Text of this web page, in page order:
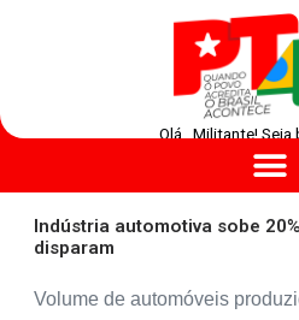
Olá , Militante!
Indústria automotiva sobe
disparam
Volume de automóveis